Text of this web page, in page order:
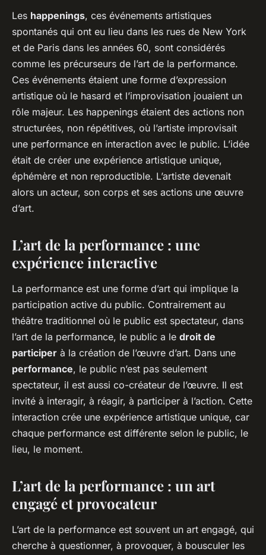
Les happenings, ces événements artistiques
spontanés qui ont eu lieu dans les rues de New York
et de Paris dans les années 60, sont considérés
comme les précurseurs de l’art de la performance.
Ces événements étaient une forme d’expression
artistique où le hasard et l’improvisation jouaient un
rôle majeur. Les happenings étaient des actions non
structurées, non répétitives, où l’artiste improvisait
une performance en interaction avec le public. L’idée
était de créer une expérience artistique unique,
éphémère et non reproductible. L’artiste devenait
alors un acteur, son corps et ses actions une œuvre
d’art.
L’art de la performance : une
expérience interactive
La performance est une forme d’art qui implique la
participation active du public. Contrairement au
théâtre traditionnel où le public est spectateur, dans
l’art de la performance, le public a le droit de
participer à la création de l’œuvre d’art. Dans une
performance, le public n’est pas seulement
spectateur, il est aussi co-créateur de l’œuvre. Il est
invité à interagir, à réagir, à participer à l’action. Cette
interaction crée une expérience artistique unique, car
chaque performance est différente selon le public, le
lieu, le moment.
L’art de la performance : un art
engagé et provocateur
L’art de la performance est souvent un art engagé, qui
cherche à questionner, à provoquer, à bousculer les